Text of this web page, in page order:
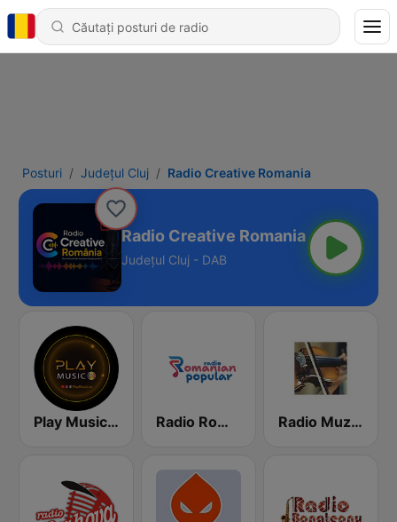
Posturi Județul Cluj Radio Creative Romania
Radio Creative Romania
Județul Cluj - DAB
Play Music RO Radio Romanian Popular Radio Muzica Petrecere